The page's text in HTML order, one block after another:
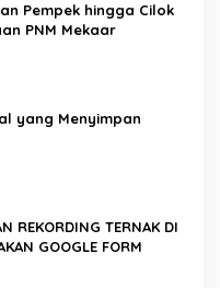
Pempek hingga Cilok
PNM Mekaar
yang Menyimpan
REKORDING TERNAK DI
GOOGLE FORM